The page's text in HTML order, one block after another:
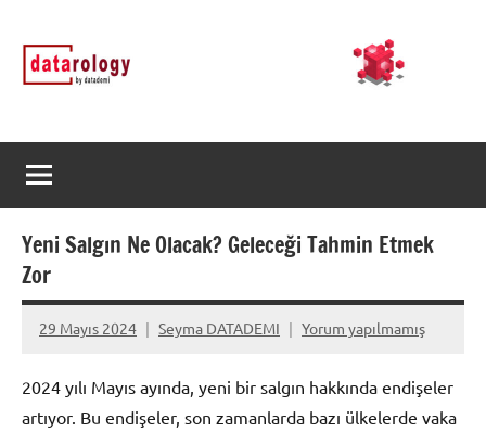
geçDATArology
by
rology
Yeni Salgın Ne Olacak? Geleceği Tahmin Etmek
Zor
29 Mayıs 2024 Seyma DATADEMI Yorum yapılmamış
2024 yılı Mayıs ayında, yeni bir salgın hakkında endişeler
artıyor. Bu endişeler, son zamanlarda bazı ülkelerde vaka